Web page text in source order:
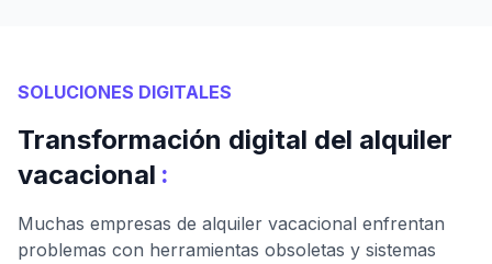
SOLUCIONES DIGITALES
Transformación digital del alquiler
vacacional :
Muchas empresas de alquiler vacacional enfrentan
problemas con herramientas obsoletas y sistemas